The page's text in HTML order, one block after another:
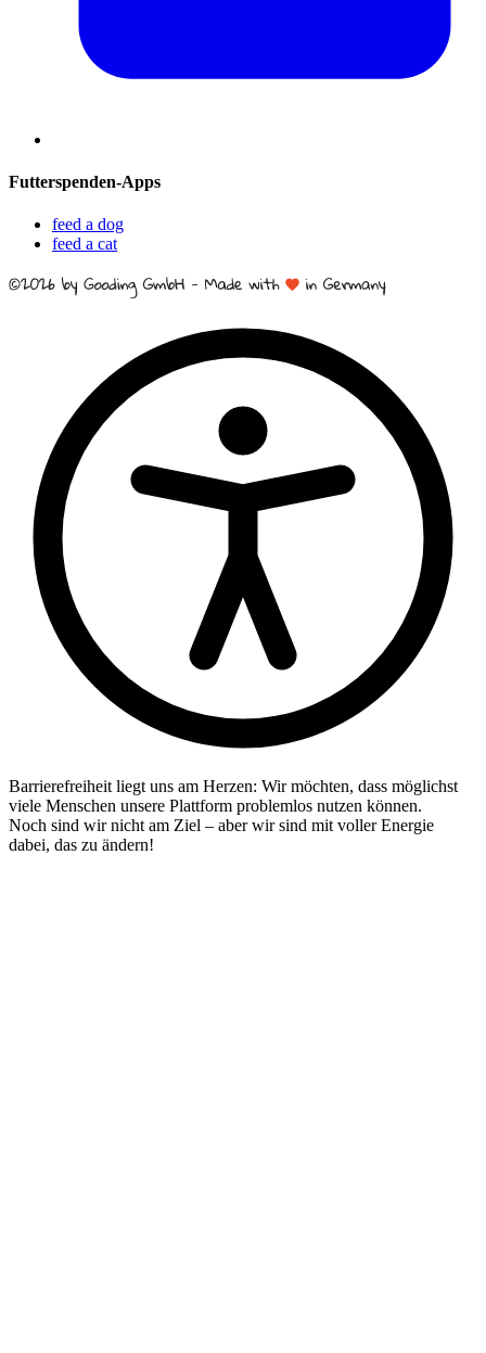
Futterspenden-Apps
feed a dog
feed a cat
Barrierefreiheit liegt uns am Herzen: Wir möchten, dass möglichst
viele Menschen unsere Plattform problemlos nutzen können.
Noch sind wir nicht am Ziel – aber wir sind mit voller Energie
dabei, das zu ändern!